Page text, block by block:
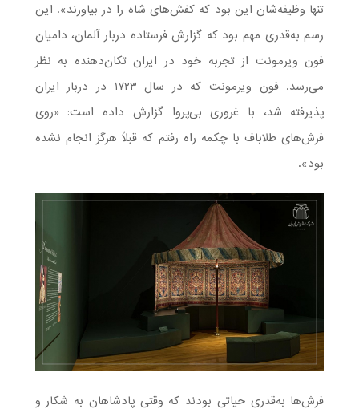
تنها وظیفه‌شان این بود که کفش‌های شاه را در بیاورند». این
رسم به‌قدری مهم بود که گزارش فرستاده دربار آلمان، دامیان
فون ویرمونت از تجربه خود در ایران تکان‌دهنده به نظر
می‌رسد. فون ویرمونت که در سال ۱۷۲۳ در دربار ایران
پذیرفته شد، با غروری بی‌پروا گزارش داده است: «روی
فرش‌های طلاباف با چکمه‌ راه ‌رفتم که قبلاً هرگز انجام نشده
بود».
فرش‌ها به‌قدری حیاتی بودند که وقتی پادشاهان به شکار و